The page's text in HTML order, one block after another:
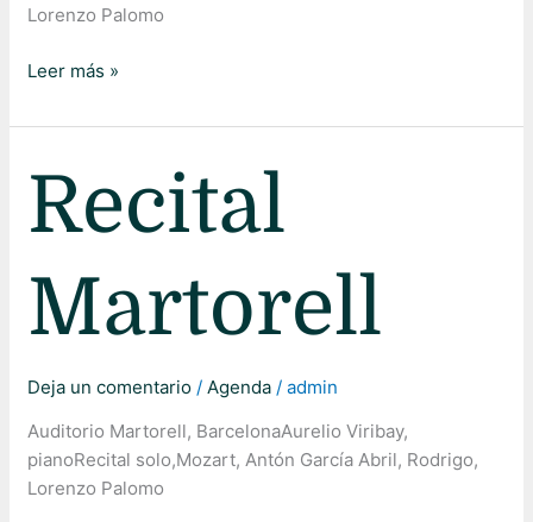
Lorenzo Palomo
Leer más »
Recital
Martorell
Deja un comentario /Agenda /admin
Auditorio Martorell, BarcelonaAurelio Viribay,
pianoRecital solo,Mozart, Antón García Abril, Rodrigo,
Lorenzo Palomo
Martorell